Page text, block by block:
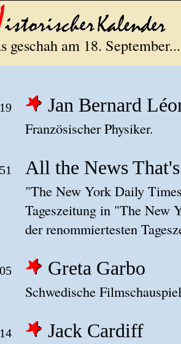
geschah am 18.
Jan Bernard
Französischer Physiker.
All the News
"The New York Daily
Tageszeitung in "The New
der renommiertesten
Greta Garbo
Schwedische
Jack Cardiff